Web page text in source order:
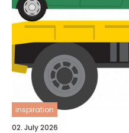
inspiration
02. July 2026